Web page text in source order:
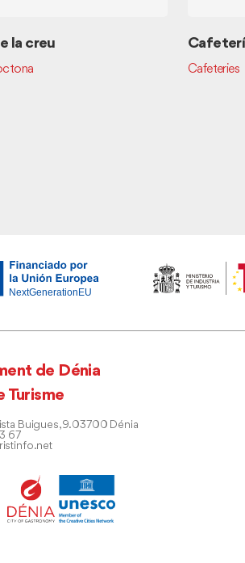
la creu
Cafeteries
de Dénia
Turisme
Buigues, 9. 03700 Dénia
67